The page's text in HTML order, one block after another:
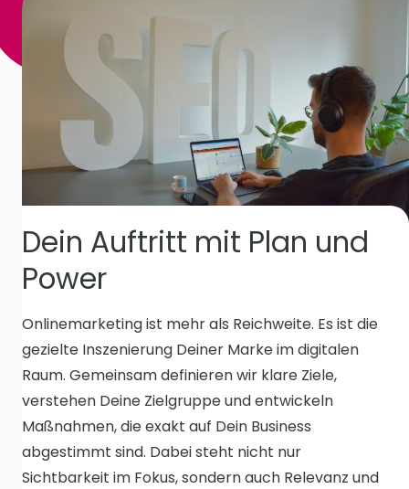
Dein Auftritt mit Plan und
Power
Onlinemarketing ist mehr als Reichweite. Es ist die
gezielte Inszenierung Deiner Marke im digitalen
Raum. Gemeinsam definieren wir klare Ziele,
verstehen Deine Zielgruppe und entwickeln
Maßnahmen, die exakt auf Dein Business
abgestimmt sind. Dabei steht nicht nur
Sichtbarkeit im Fokus, sondern auch Relevanz und